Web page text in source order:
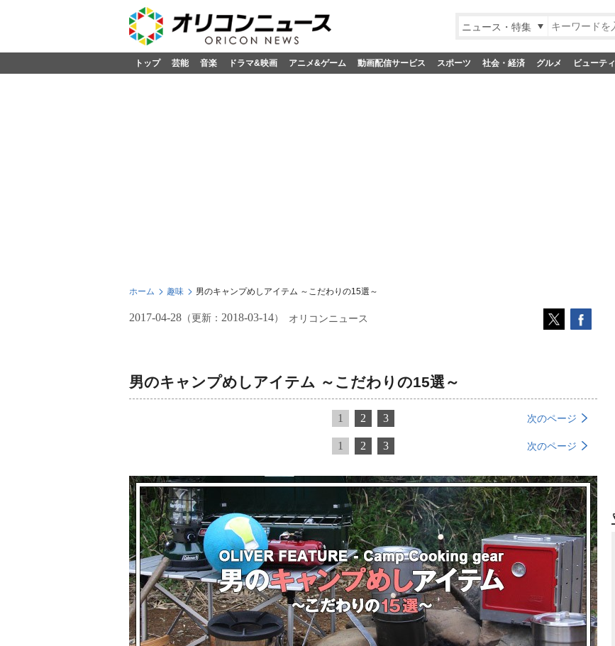
ニュース・特集
トップ 芸能 音楽 ドラマ&映画 アニメ&ゲーム 動画配信サービス スポーツ 社会・経済 グルメ ビューティ
ホーム 趣味 男のキャンプめしアイテム ～こだわりの15選～
2017-04-28 （更新： 2018-03-14） オリコンニュース
男のキャンプめしアイテム ～こだわりの15選～
1 2 3 次のページ
1 2 3 次のページ